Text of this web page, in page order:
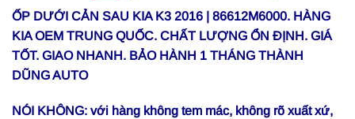
ỐP DƯỚI CẢN SAU KIA K3 2016 | 86612M6000. HÀNG
KIA OEM TRUNG QUỐC. CHẤT LƯỢNG ỔN ĐỊNH. GIÁ
TỐT. GIAO NHANH. BẢO HÀNH 1 THÁNG THÀNH
DŨNG AUTO
NÓI KHÔNG: với hàng không tem mác, không rõ xuất xứ,